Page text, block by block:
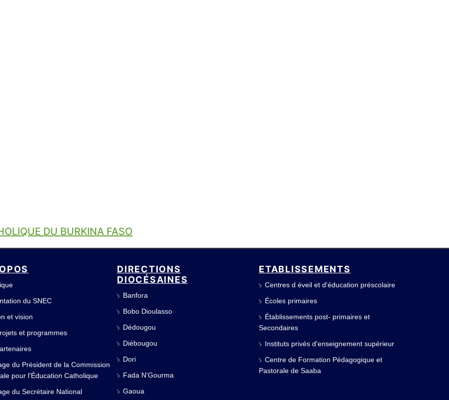
DU BURKINA FASO
du SNEC
et vision
et programmes
du Président de la Commission
pour l'Éducation Catholique
du Secrétaire National
DIRECTIONS
DIOCÉSAINES
Banfora
Bobo Dioulasso
Dédougou
Diébougou
Dori
Fada N'Gourma
Gaoua
ETABLISSEMENTS
Centres d éveil et d'éducation préscolaire
Écoles primaires
Établissements post- primaires et
Secondaires
Instituts privés d'enseignement supérieur
Centre de Formation Pédagogique et
Pastorale de Saaba